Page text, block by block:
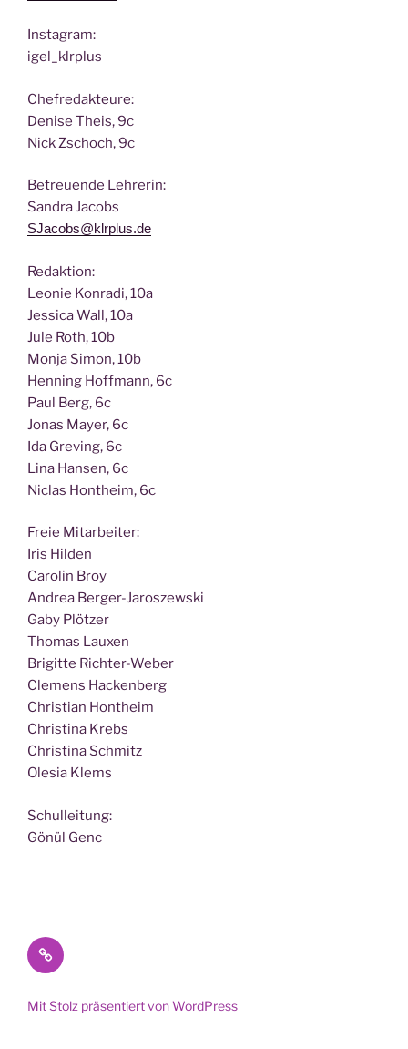
Insta­gram:
igel_klrplus
Chef­re­dak­teu­re:
Deni­se Theis, 9c
Nick Zscho­ch, 9c
Betreu­en­de Lehrerin:
San­dra Jacobs
SJacobs@klrplus.de
Redak­ti­on:
Leo­nie Kon­ra­di, 10a
Jes­si­ca Wall, 10a
Jule Roth, 10b
Mon­ja Simon, 10b
Hen­ning Hoff­mann, 6c
Paul Berg, 6c
Jonas May­er, 6c
Ida Gre­ving, 6c
Lina Han­sen, 6c
Nic­las Hont­heim, 6c
Freie Mit­ar­bei­ter:
Iris Hilden
Caro­lin Broy
Andrea Berger-Jaroszewski
Gaby Plötzer
Tho­mas Lauxen
Bri­git­te Richter-Weber
Cle­mens Hackenberg
Chris­ti­an Hontheim
Chris­ti­na Krebs
Chris­ti­na Schmitz
Ole­sia Klems
Schul­lei­tung:
Gönül Genc
Datenschutz
Mit Stolz präsentiert von WordPress